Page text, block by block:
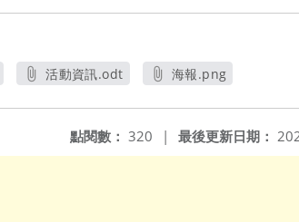
活動資訊.odt
海報.png
最後更新日期：
點閱數： 320 |